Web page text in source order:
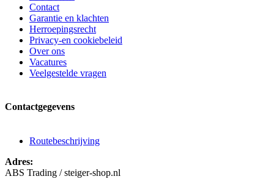
Contact
Garantie en klachten
Herroepingsrecht
Privacy-en cookiebeleid
Over ons
Vacatures
Veelgestelde vragen
Contactgegevens
Routebeschrijving
Adres:
ABS Trading / steiger-shop.nl